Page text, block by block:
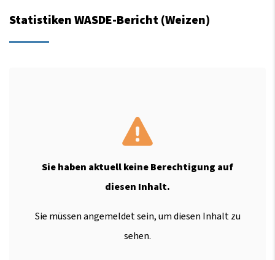
Statistiken WASDE-Bericht (Weizen)
Sie haben aktuell keine Berechtigung auf
diesen Inhalt.
Sie müssen angemeldet sein, um diesen Inhalt zu
sehen.